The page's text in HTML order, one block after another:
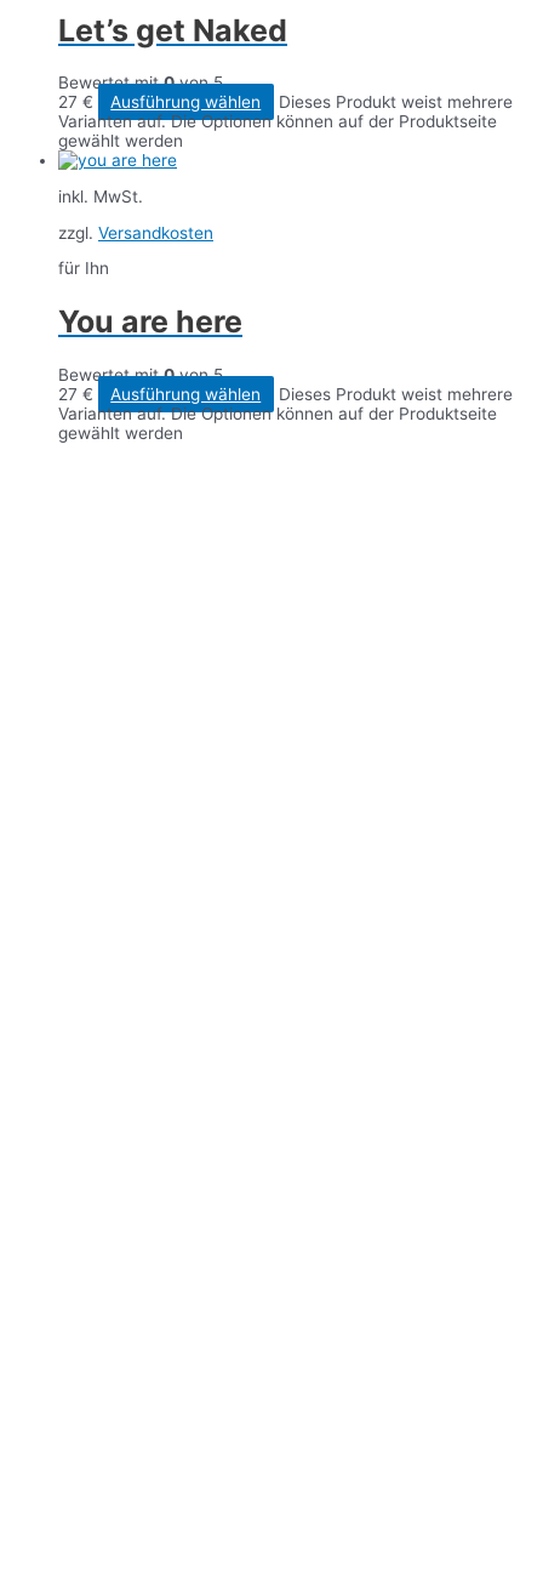
Let’s get Naked
Bewertet mit0von 5
27 € Ausführung wählen
Dieses Produkt weist mehrere
Varianten auf. Die Optionen können auf der Produktseite
gewählt werden
inkl. MwSt.
zzgl. Versandkosten
für Ihn
You are here
Bewertet mit0von 5
27 € Ausführung wählen
Dieses Produkt weist mehrere
Varianten auf. Die Optionen können auf der Produktseite
gewählt werden